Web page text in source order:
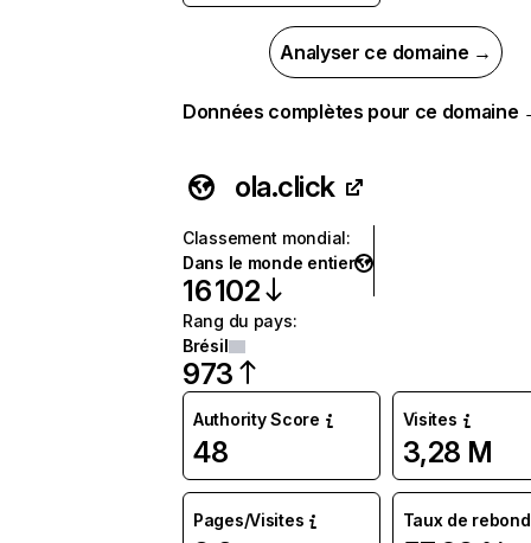
Analyser ce domaine →
Données complètes pour ce domaine
ola.click
Classement mondial:
Dans le monde entier
16 102
Rang du pays:
Brésil
973
Authority Score
48
Visites
3,28 M
Pages/Visites Taux de rebond